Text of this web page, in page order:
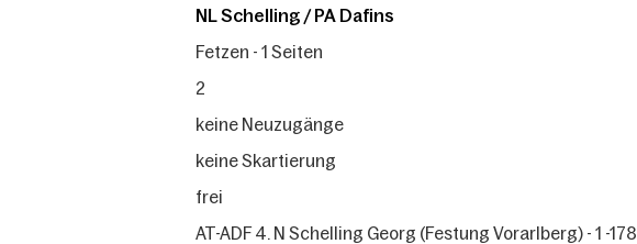
NL Schelling / PA Dafins
Fetzen - 1 Seiten
2
keine Neuzugänge
keine Skartierung
frei
AT-ADF 4. N Schelling Georg (Festung Vorarlberg) - 1 -178